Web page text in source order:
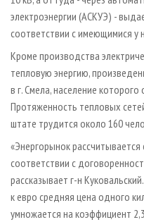
электроэнергии (АСКУЭ) -
соответствии с имеющимися у
Кроме производства
тепловую энергию,
в г. Смела, население
Протяженность тепловых
штате трудится около 160
«Энергорынок
соответствии с
рассказывает г-н
к евро средняя цена одного
умножается на коэффициент